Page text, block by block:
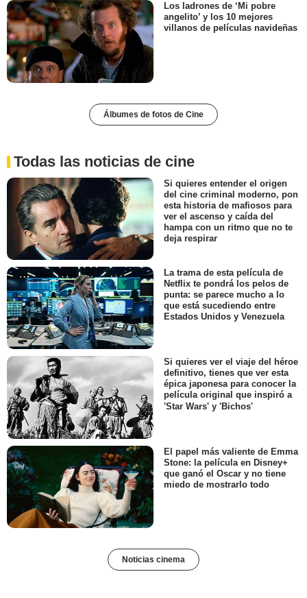
Los ladrones de ‘Mi pobre
angelito’ y los 10 mejores
villanos de películas navideñas
Álbumes de fotos de Cine
Todas las noticias de cine
Si quieres entender el origen
del cine criminal moderno, pon
esta historia de mafiosos para
ver el ascenso y caída del
hampa con un ritmo que no te
deja respirar
La trama de esta película de
Netflix te pondrá los pelos de
punta: se parece mucho a lo
que está sucediendo entre
Estados Unidos y Venezuela
Si quieres ver el viaje del héroe
definitivo, tienes que ver esta
épica japonesa para conocer la
película original que inspiró a
'Star Wars' y 'Bichos'
El papel más valiente de Emma
Stone: la película en Disney+
que ganó el Oscar y no tiene
miedo de mostrarlo todo
Noticias cinema